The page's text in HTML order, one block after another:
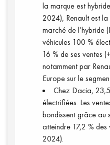
la marque est
2024), Renault est
marché de l’hybride
véhicules 100 %
16 % de ses ventes
notamment par
Europe sur le
Chez Dacia,
électrifiées. Les
bondissent grâce au
atteindre 17,2 % des
2024).